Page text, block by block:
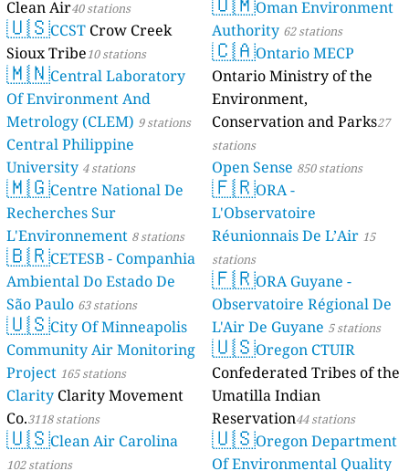
Clean Air40 stations
🇺🇸CCST Crow Creek
Sioux Tribe10 stations
🇲🇳Central Laboratory
Of Environment And
Metrology (CLEM) 9 stations
Central Philippine
University 4 stations
🇲🇬Centre National De
Recherches Sur
L'Environnement 8 stations
🇧🇷CETESB - Companhia
Ambiental Do Estado De
São Paulo 63 stations
🇺🇸City Of Minneapolis
Community Air Monitoring
Project 165 stations
Clarity Clarity Movement
Co.3118 stations
🇺🇸Clean Air Carolina
102 stations
Oman Environment
Authority 62 stations
🇨🇦Ontario MECP
Ontario Ministry of the
Environment,
Conservation and Parks27
stations
Open Sense 850 stations
🇫🇷ORA -
L'Observatoire
Réunionnais De L’Air 15
stations
🇫🇷ORA Guyane -
Observatoire Régional De
L'Air De Guyane 5 stations
🇺🇸Oregon CTUIR
Confederated Tribes of the
Umatilla Indian
Reservation44 stations
🇺🇸Oregon Department
Of Environmental Quality